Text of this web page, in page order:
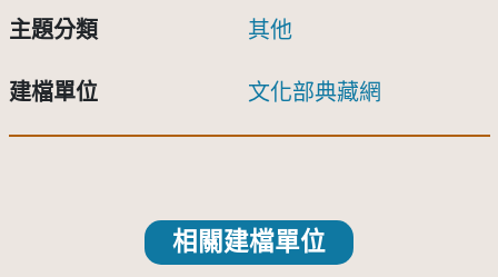
主題分類 其他
建檔單位 文化部典藏網
相關建檔單位